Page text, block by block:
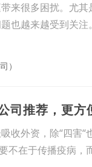
来很多困扰。尤
也越来越受到关
）
收外资，除“四害
不在于传播疫病